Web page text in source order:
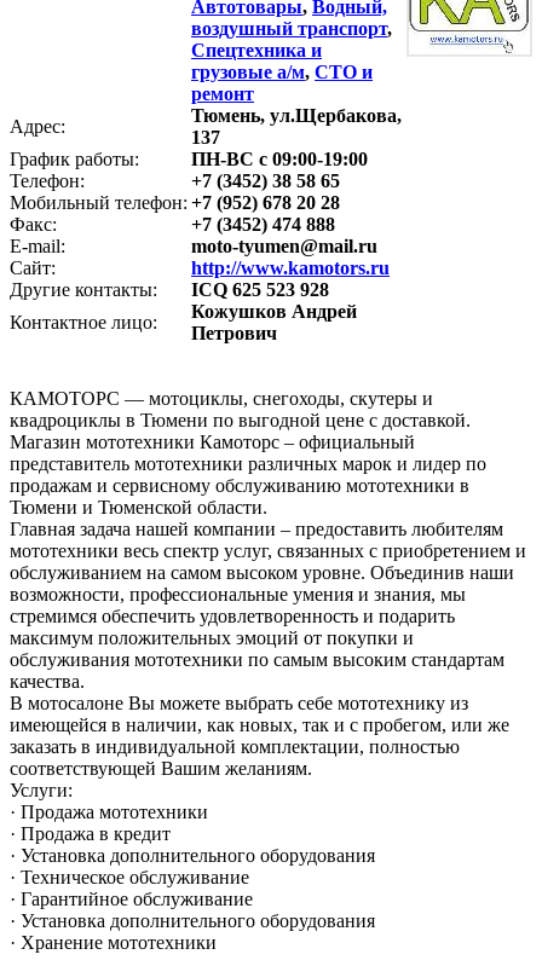
Автотовары, Водный,
воздушный транспорт,
Спецтехника и
грузовые а/м, СТО и
ремонт
Адрес:
Тюмень, ул.Щербакова,
137
График работы:
ПН-ВС с 09:00-19:00
Телефон:
+7 (3452) 38 58 65
Мобильный телефон: +7 (952) 678 20 28
Факс:
+7 (3452) 474 888
E-mail:
moto-tyumen@mail.ru
Сайт:
http://www.kamotors.ru
Другие контакты:
ICQ 625 523 928
Контактное лицо:
Кожушков Андрей
Петрович
КАМОТОРС — мотоциклы, снегоходы, скутеры и
квадроциклы в Тюмени по выгодной цене с доставкой.
Магазин мототехники Камоторс – официальный
представитель мототехники различных марок и лидер по
продажам и сервисному обслуживанию мототехники в
Тюмени и Тюменской области.
Главная задача нашей компании – предоставить любителям
мототехники весь спектр услуг, связанных с приобретением и
обслуживанием на самом высоком уровне. Объединив наши
возможности, профессиональные умения и знания, мы
стремимся обеспечить удовлетворенность и подарить
максимум положительных эмоций от покупки и
обслуживания мототехники по самым высоким стандартам
качества.
В мотосалоне Вы можете выбрать себе мототехнику из
имеющейся в наличии, как новых, так и с пробегом, или же
заказать в индивидуальной комплектации, полностью
соответствующей Вашим желаниям.
Услуги:
· Продажа мототехники
· Продажа в кредит
· Установка дополнительного оборудования
· Техническое обслуживание
· Гарантийное обслуживание
· Установка дополнительного оборудования
· Хранение мототехники